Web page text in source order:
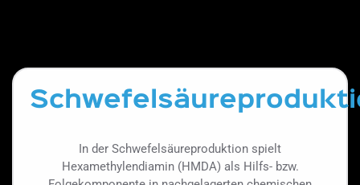
In der Schwefelsäureproduktion spielt
Hexamethylendiamin (HMDA) als Hilfs- bzw.